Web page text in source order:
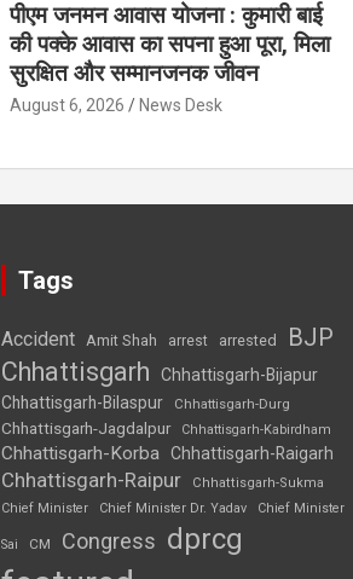
पीएम जनमन आवास योजना : कुमारी बाई
की पक्के आवास का सपना हुआ पूरा, मिला
सुरक्षित और सम्मानजनक जीवन
August 6, 2026 News Desk
Tags
Accident Amit Shah arrest arrested BJP
Chhattisgarh
Chhattisgarh-Bijapur
Chhattisgarh-Bilaspur
Chhattisgarh-Durg
Chhattisgarh-Jagdalpur Chhattisgarh-Kabirdham
Chhattisgarh-Korba Chhattisgarh-Raigarh
Chhattisgarh-Raipur
Chhattisgarh-Sukma
Chief Minister
Chief Minister Dr. Yadav Chief Minister
Sai CM Congress dprcg